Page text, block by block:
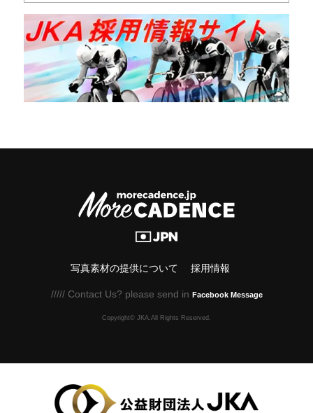
写真素材の提供について 採用情報
///// Contact Us? please send in Facebook Message
Copyright© JKA.All Rights Reserved.